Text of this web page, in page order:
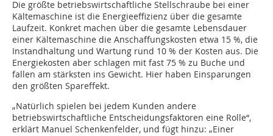
Die größte betriebswirtschaftliche Stellschraube bei einer
Kältemaschine ist die Energieeffizienz über die gesamte
Laufzeit. Konkret machen über die gesamte Lebensdauer
einer Kältemaschine die Anschaffungskosten etwa 15 %, die
Instandhaltung und Wartung rund 10 % der Kosten aus. Die
Energiekosten aber schlagen mit fast 75 % zu Buche und
fallen am stärksten ins Gewicht. Hier haben Einsparungen
den größten Spareffekt.
„Natürlich spielen bei jedem Kunden andere
betriebswirtschaftliche Entscheidungsfaktoren eine Rolle“,
erklärt Manuel Schenkenfelder, und fügt hinzu: „Einer